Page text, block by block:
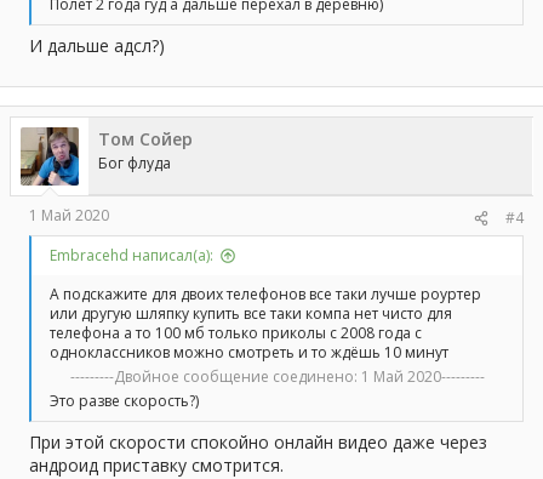
Полёт 2 года гуд а дальше перехал в деревню)
И дальше адсл?)
Том Сойер
Бог флуда
1 Май 2020
#4
Embracehd написал(а):
А подскажите для двоих телефонов все таки лучше роуртер
или другую шляпку купить все таки компа нет чисто для
телефона а то 100 мб только приколы с 2008 года с
одноклассников можно смотреть и то ждёшь 10 минут
---------Двойное сообщение соединено: 1 Май 2020---------
Это разве скорость?)
При этой скорости спокойно онлайн видео даже через
андроид приставку смотрится.